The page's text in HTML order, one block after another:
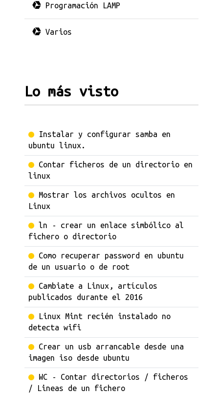
Programación LAMP
Varios
Lo más visto
Instalar y configurar samba en
ubuntu linux.
Contar ficheros de un directorio en
linux
Mostrar los archivos ocultos en
Linux
ln - crear un enlace simbólico al
fichero o directorio
Como recuperar password en ubuntu
de un usuario o de root
Cambiate a Linux, artículos
publicados durante el 2016
Linux Mint recién instalado no
detecta wifi
Crear un usb arrancable desde una
imagen iso desde ubuntu
WC - Contar directorios / ficheros
/ Lineas de un fichero